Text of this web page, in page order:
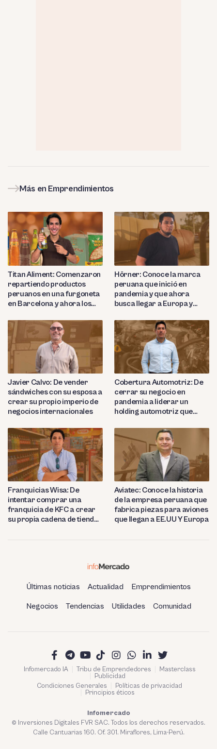
Más en Emprendimientos
Titan Aliment: Comenzaron
repartiendo productos
peruanos en una furgoneta
en Barcelona y ahora los
países
Hörner: Conoce la marca
peruana que inició en
pandemia y que ahora
busca llegar a Europa y
productos de cuero de lujo
Javier Calvo: De vender
sándwiches con su esposa a
crear su propio imperio de
negocios internacionales
Cobertura Automotriz: De
cerrar su negocio en
pandemia a liderar un
holding automotriz que
en Perú
Franquicias Wisa: De
intentar comprar una
franquicia de KFC a crear
su propia cadena de tiendas
Aviatec: Conoce la historia
de la empresa peruana que
fabrica piezas para aviones
que llegan a EE.UU Y Europa
Últimas noticias Actualidad Emprendimientos
Negocios Tendencias Utilidades Comunidad
Infomercado IA Tribu de Emprendedores
Masterclass
Publicidad
Condiciones Generales
Políticas de privacidad
Principios éticos
Infomercado
© Inversiones Digitales FVR SAC. Todos los derechos reservados.
Calle Cantuarias 160. Of. 301. Miraflores, Lima-Perú.